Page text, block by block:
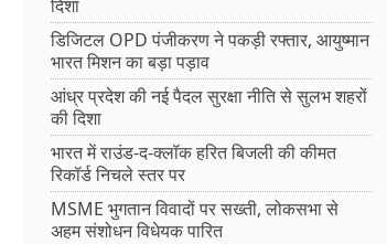
दिशा
डिजिटल OPD पंजीकरण ने पकड़ी रफ्तार, आयुष्मान
भारत मिशन का बड़ा पड़ाव
आंध्र प्रदेश की नई पैदल सुरक्षा नीति से सुलभ शहरों
की दिशा
भारत में राउंड-द-क्लॉक हरित बिजली की कीमत
रिकॉर्ड निचले स्तर पर
MSME भुगतान विवादों पर सख्ती, लोकसभा से
अहम संशोधन विधेयक पारित